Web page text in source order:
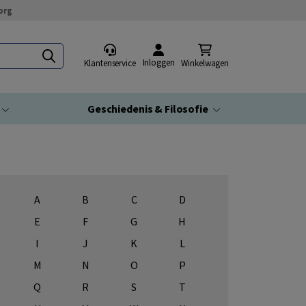
Klantenservice Inloggen Winkelwagen
Geschiedenis & Filosofie
A B C
D
E
F G
H
I
J K
L
M
N O
P
Q
R S
T